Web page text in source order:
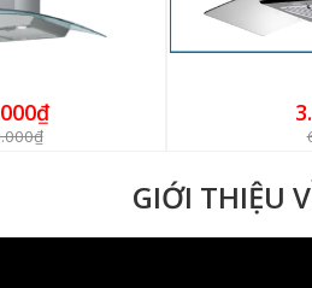
GIỚI THIỆU